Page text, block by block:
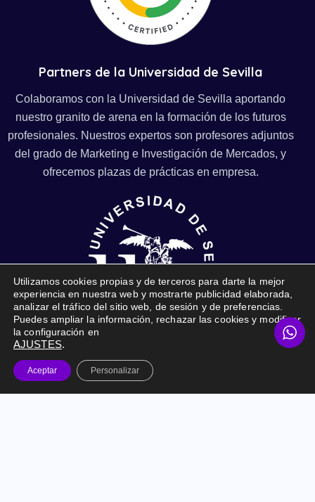
Partners de la Universidad de Sevilla
Colaboramos con la Universidad de Sevilla aportando
nuestro granito de arena en la formación de los futuros
profesionales. Nuestros expertos son profesores adjuntos
del grado de Marketing e Investigación de Mercados, y
ofrecemos plazas de prácticas en empresa.
Online Marketing Prime © 2026. Todos los derechos
reservados. |Marketing Digital para empresas
Utilizamos cookies propias y de terceros para darte la mejor
experiencia en nuestra web y mostrarte publicidad elaborada,
analizar el tráfico del sitio web, de sesión y de preferencias.
Puedes ampliar la información, rechazar las cookies y modificar
la configuración en
AJUSTES.
Aceptar Personalizar